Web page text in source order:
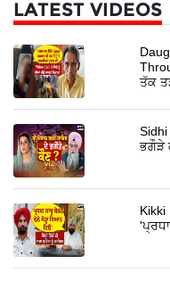
LATEST VIDEOS
ਤੱਕ
ਭਗੌੜੇ
Kikki